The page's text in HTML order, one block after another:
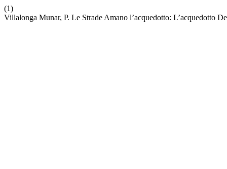
(1)
Villalonga Munar, P. Le Strade Amano l’acquedotto: L’acquedotto